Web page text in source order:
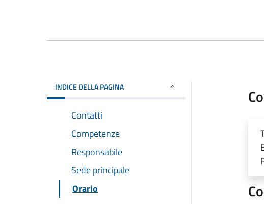
INDICE DELLA PAGINA
Contatti
Competenze
Responsabile
Sede principale
Orario